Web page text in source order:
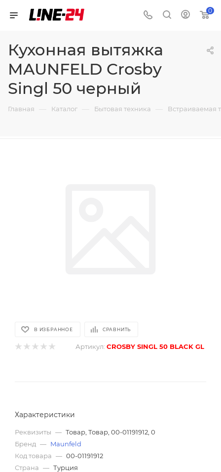
0
Кухонная вытяжка
MAUNFELD Crosby
Singl 50 черный
Главная — Каталог — Бытовая техника — Встраиваемая
В ИЗБРАННОЕ СРАВНИТЬ
Артикул: CROSBY SINGL 50 BLACK GL
Характеристики
Реквизиты — Товар, Товар, 00-01191912, 0
Бренд — Maunfeld
Код товара — 00-01191912
Страна — Турция